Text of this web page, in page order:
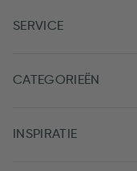
SERVICE
CATEGORIEËN
INSPIRATIE